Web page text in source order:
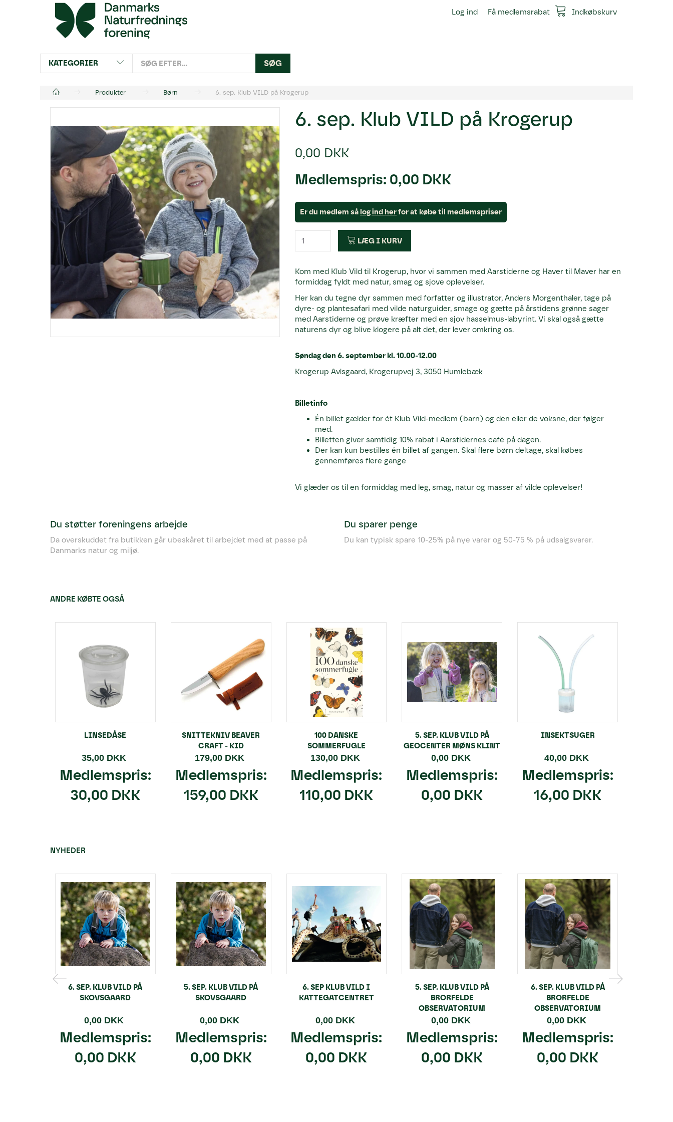
Indkøbskurv
Få medlemsrabat
Log ind
KATEGORIER SØG
Produkter Børn 6. sep. Klub VILD på Krogerup
6. sep. Klub VILD på Krogerup
0,00 DKK
Medlemspris: 0,00 DKK
Er du medlem sålog ind herfor at købe til medlemspriser
LÆG I KURV
Kom med Klub Vild til Krogerup, hvor vi sammen med Aarstiderne og Haver til Maver har en
formiddag fyldt med natur, smag og sjove oplevelser.
Her kan du tegne dyr sammen med forfatter og illustrator, Anders Morgenthaler, tage på
dyre- og plantesafari med vilde naturguider, smage og gætte på årstidens grønne sager
med Aarstiderne og prøve kræfter med en sjov hasselmus-labyrint. Vi skal også gætte
naturens dyr og blive klogere på alt det, der lever omkring os.
Søndag den 6. september kl. 10.00-12.00
Krogerup Avlsgaard, Krogerupvej 3, 3050 Humlebæk
Billetinfo
Én billet gælder for ét Klub Vild-medlem (barn) og den eller de voksne, der følger
med.
Billetten giver samtidig 10% rabat i Aarstidernes café på dagen.
Der kan kun bestilles én billet af gangen. Skal flere børn deltage, skal købes
gennemføres flere gange
Vi glæder os til en formiddag med leg, smag, natur og masser af vilde oplevelser!
Du støtter foreningens arbejde
Da overskuddet fra butikken går ubeskåret til arbejdet med at passe på
Danmarks natur og miljø.
Du sparer penge
Du kan typisk spare 10-25% på nye varer og 50-75 % på udsalgsvarer.
ANDRE KØBTE OGSÅ
LINSEDÅSE
35,00 DKK
Medlemspris:
30,00 DKK
SNITTEKNIV BEAVER
CRAFT - KID
179,00 DKK
Medlemspris:
159,00 DKK
100 DANSKE
SOMMERFUGLE
130,00 DKK
Medlemspris:
110,00 DKK
5. SEP. KLUB VILD PÅ
GEOCENTER MØNS KLINT
0,00 DKK
Medlemspris:
0,00 DKK
INSEKTSUGER
40,00 DKK
Medlemspris:
16,00 DKK
NYHEDER
6. SEP. KLUB VILD PÅ
SKOVSGAARD
0,00 DKK
Medlemspris:
0,00 DKK
5. SEP. KLUB VILD PÅ
SKOVSGAARD
0,00 DKK
Medlemspris:
0,00 DKK
6. SEP KLUB VILD I
KATTEGATCENTRET
0,00 DKK
Medlemspris:
0,00 DKK
5. SEP. KLUB VILD PÅ
BRORFELDE
OBSERVATORIUM
0,00 DKK
Medlemspris:
0,00 DKK
6. SEP. KLUB VILD PÅ
BRORFELDE
OBSERVATORIUM
0,00 DKK
Medlemspris:
0,00 DKK